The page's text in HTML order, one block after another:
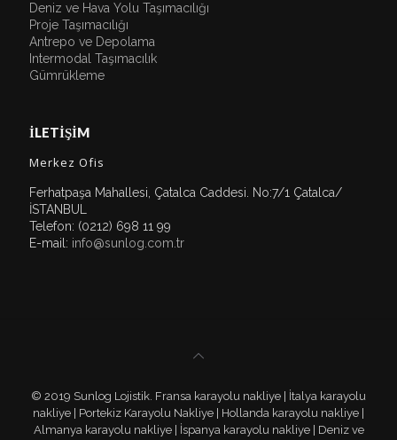
Deniz ve Hava Yolu Taşımacılığı
Proje Taşımacılığı
Antrepo ve Depolama
Intermodal Taşımacılık
Gümrükleme
İLETİŞİM
Merkez Ofis
Ferhatpaşa Mahallesi, Çatalca Caddesi. No:7/1 Çatalca/
İSTANBUL
Telefon: (0212) 698 11 99
E-mail: info@sunlog.com.tr
© 2019 Sunlog Lojistik. Fransa karayolu nakliye | İtalya karayolu
nakliye | Portekiz Karayolu Nakliye | Hollanda karayolu nakliye |
Almanya karayolu nakliye | İspanya karayolu nakliye | Deniz ve